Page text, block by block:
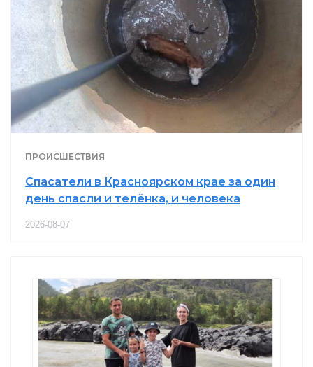
ПРОИСШЕСТВИЯ
Спасатели в Красноярском крае за один
день спасли и телёнка, и человека
2026-08-07